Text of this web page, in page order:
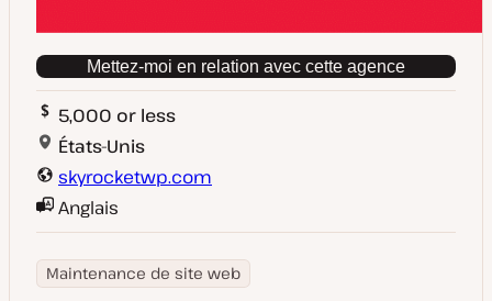
Mettez-moi en relation avec cette agence
5,000 or less
États-Unis
skyrocketwp.com
Anglais
Maintenance de site web